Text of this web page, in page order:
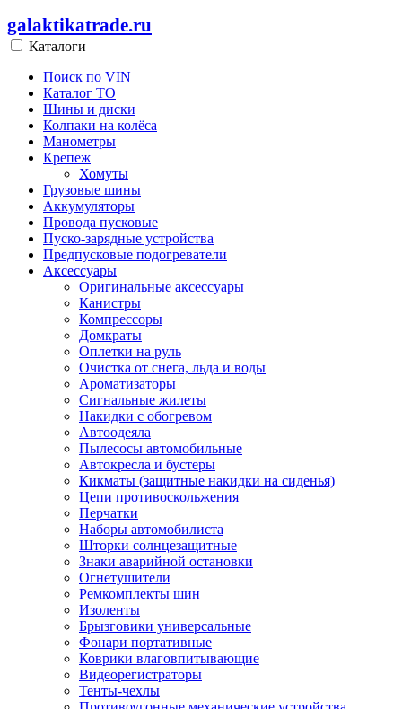
galaktikatrade.ru
Каталоги
Поиск по VIN
Каталог ТО
Шины и диски
Колпаки на колёса
Манометры
Крепеж
Хомуты
Грузовые шины
Аккумуляторы
Провода пусковые
Пуско-зарядные устройства
Предпусковые подогреватели
Аксессуары
Оригинальные аксессуары
Канистры
Компрессоры
Домкраты
Оплетки на руль
Очистка от снега, льда и воды
Ароматизаторы
Сигнальные жилеты
Накидки с обогревом
Автоодеяла
Пылесосы автомобильные
Автокресла и бустеры
Кикматы (защитные накидки на сиденья)
Цепи противоскольжения
Перчатки
Наборы автомобилиста
Шторки солнцезащитные
Знаки аварийной остановки
Огнетушители
Ремкомплекты шин
Изоленты
Брызговики универсальные
Фонари портативные
Коврики влаговпитывающие
Видеорегистраторы
Тенты-чехлы